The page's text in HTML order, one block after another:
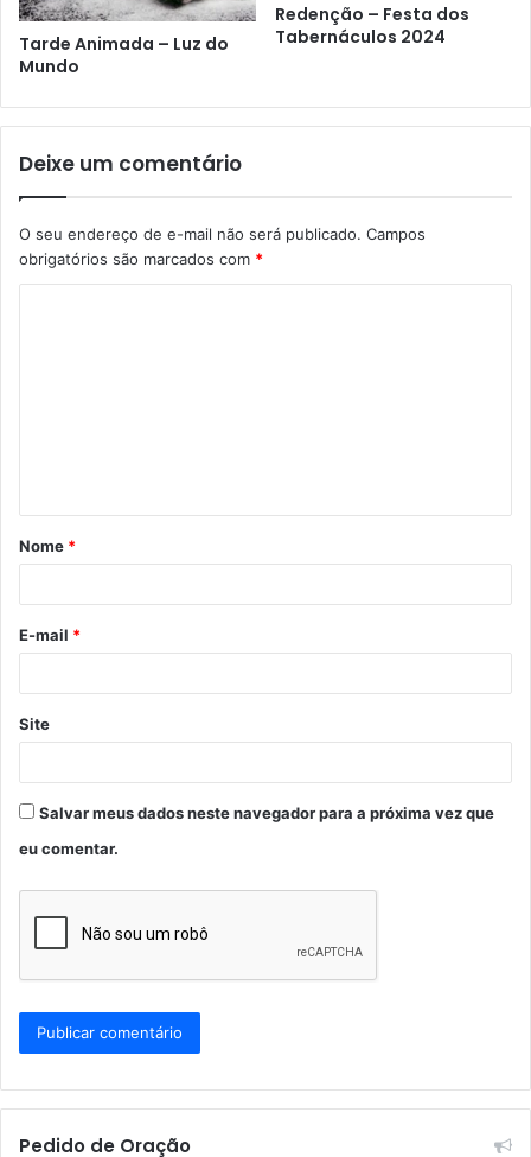
Tarde Animada – Luz do
Mundo
Redenção – Festa dos
Tabernáculos 2024
Deixe um comentário
O seu endereço de e-mail não será publicado. Campos
obrigatórios são marcados com *
á
r
*
Nome *
E-mail *
Site
Salvar meus dados neste navegador para a próxima vez que
eu comentar.
Pedido de Oração